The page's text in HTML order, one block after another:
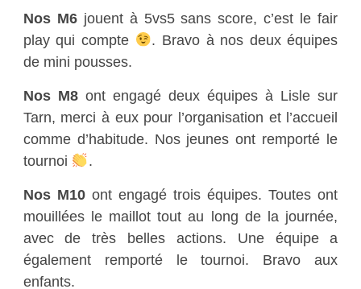
Nos M6jouent à 5vs5 sans score, c’est le fair
play qui compte
. Bravo à nos deux équipes
de mini pousses.
Nos M8ont engagé deux équipes à Lisle sur
Tarn, merci à eux pour l’organisation et l’accueil
comme d’habitude. Nos jeunes ont remporté le
tournoi
.
Nos M10ont engagé trois équipes. Toutes ont
mouillées le maillot tout au long de la journée,
avec de très belles actions. Une équipe a
également remporté le tournoi. Bravo aux
enfants.